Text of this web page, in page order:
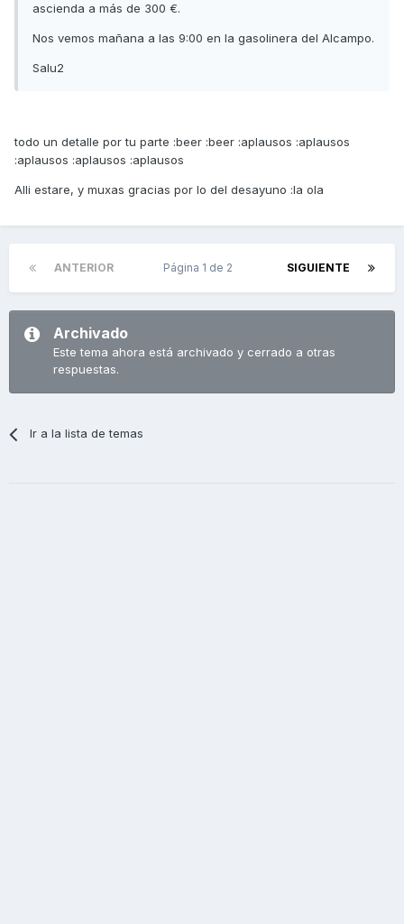
ascienda a más de 300 €.
Nos vemos mañana a las 9:00 en la gasolinera del Alcampo.
Salu2
todo un detalle por tu parte :beer :beer :aplausos :aplausos
:aplausos :aplausos :aplausos
Alli estare, y muxas gracias por lo del desayuno :la ola
ANTERIOR SIGUIENTE
Página 1 de 2
Archivado
Este tema ahora está archivado y cerrado a otras
respuestas.
Ir a la lista de temas